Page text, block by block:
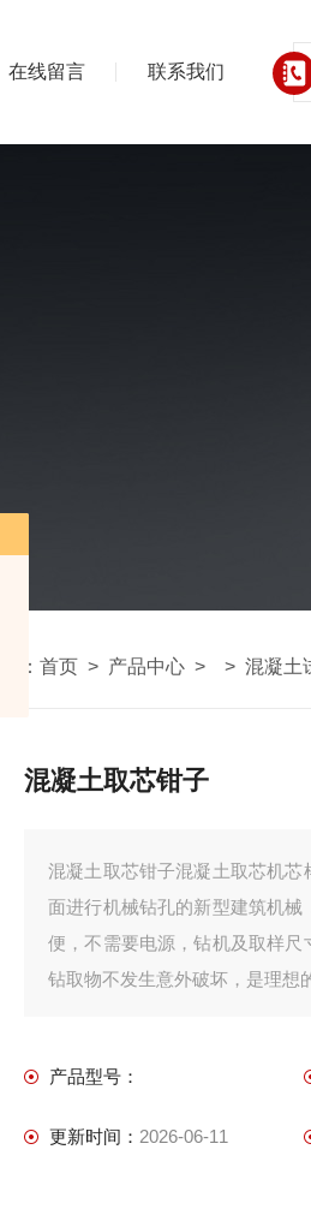
在线留言 联系我们
： 首页 > 产品中心 > > 混凝土
混凝土取芯钳子
混凝土取芯钳子混凝土取芯机
面进行机械钻孔的新型建筑机
便，不需要电源，钻机及取样
钻取物不发生意外破坏，是理想
产品型号：
更新时间： 2026-06-11